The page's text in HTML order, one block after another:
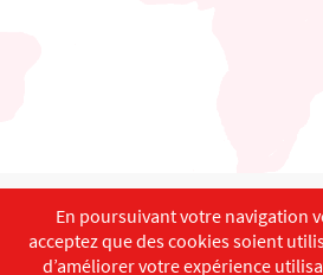
English Français
Copyright ©ISEC-AdW
En poursuivant votre navigation
acceptez que des cookies soient
d’améliorer votre expérience